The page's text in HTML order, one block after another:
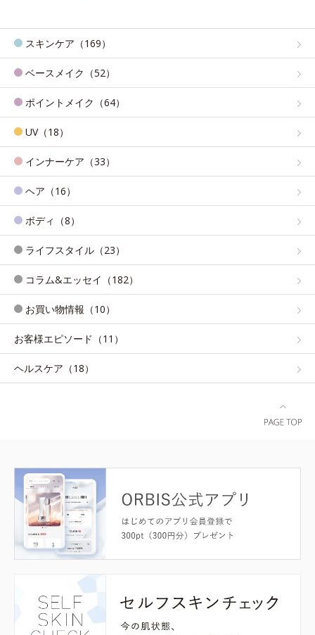
スキンケア（169）
ベースメイク（52）
ポイントメイク（64）
UV（18）
インナーケア（33）
ヘア（16）
ボディ（8）
ライフスタイル（23）
コラム&エッセイ（182）
お買い物情報（10）
お客様エピソード（11）
ヘルスケア（18）